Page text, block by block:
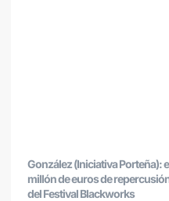
González (Iniciativa Porteña):
millón de euros de
del Festival Blackworks